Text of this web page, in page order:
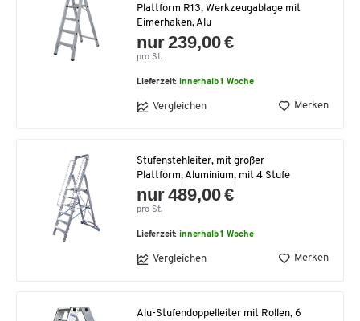
Plattform R13, Werkzeugablage mit
Eimerhaken, Alu
nur 239,00 €
pro St.
Lieferzeit:innerhalb 1 Woche
Vergleichen Merken
Stufenstehleiter, mit großer
Plattform, Aluminium, mit 4 Stufe
nur 489,00 €
pro St.
Lieferzeit:innerhalb 1 Woche
Vergleichen Merken
Alu-Stufendoppelleiter mit Rollen, 6